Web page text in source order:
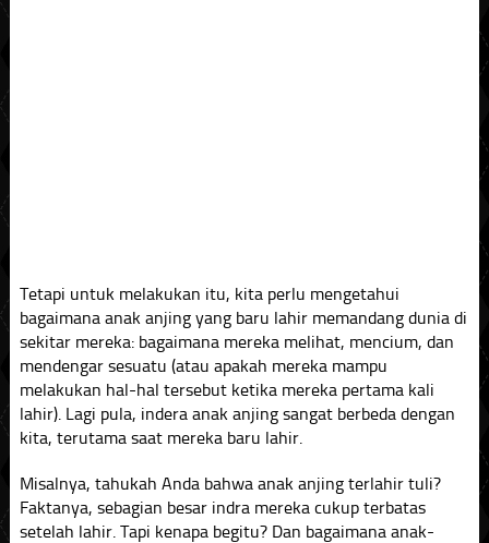
Tetapi untuk melakukan itu, kita perlu mengetahui
bagaimana anak anjing yang baru lahir memandang dunia di
sekitar mereka: bagaimana mereka melihat, mencium, dan
mendengar sesuatu (atau apakah mereka mampu
melakukan hal-hal tersebut ketika mereka pertama kali
lahir). Lagi pula, indera anak anjing sangat berbeda dengan
kita, terutama saat mereka baru lahir.
Misalnya, tahukah Anda bahwa anak anjing terlahir tuli?
Faktanya, sebagian besar indra mereka cukup terbatas
setelah lahir. Tapi kenapa begitu? Dan bagaimana anak-